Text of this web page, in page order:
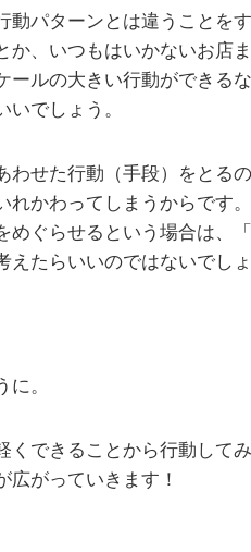
動パターンとは違うことを
か、いつもはいかないお店
ールの大きい行動ができる
でしょう。
わせた行動（手段）をとる
かわってしまうからです
ぐらせるという場合は、
たらいいのではないでしょ
。
くできることから行動して
広がっていきます！